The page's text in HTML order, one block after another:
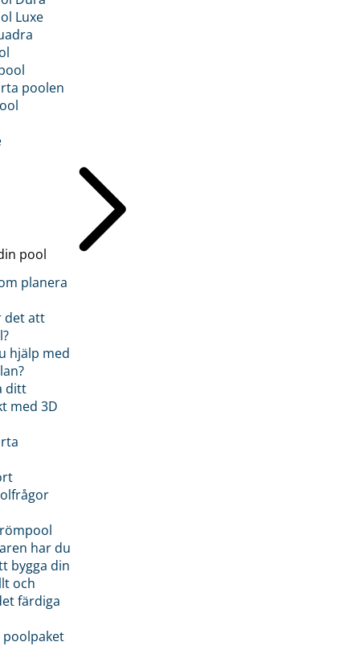
Luxe
poolen
pool
planera
det att
hjälp med
ditt
med 3D
har du
bygga din
och
färdiga